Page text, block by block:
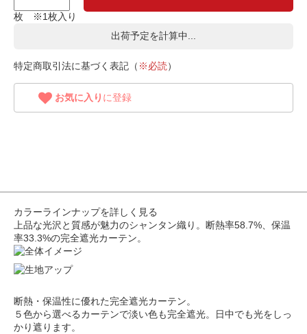
枚 ※1枚入り
出荷予定を計算中...
特定商取引法に基づく表記（ ※必読）
お気に入り に登録
カラーラインナップを詳しく見る
上品な光沢と質感が魅力のシャンタン織り。断熱率58.7%、保温
率33.3%の完全遮光カーテン。
断熱・保温性に優れた完全遮光カーテン。
５色から選べるカーテンで淡い色も完全遮光。日中でも光をしっ
かり遮ります。